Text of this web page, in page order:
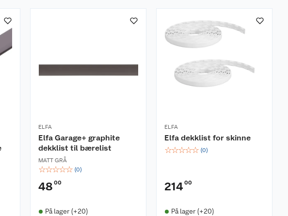
ELFA
Elfa Garage+ graphite
dekklist til bærelist
MATT GRÅ
☆☆☆☆☆ (0)
48 00
På lager (+20)
ELFA
Elfa dekklist for skinne
☆☆☆☆☆ (0)
21400
På lager (+20)